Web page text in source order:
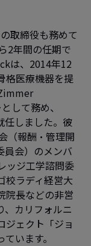
取締役も務めて
2年間の任期で
は、2014年12
格医療機器を提
して務め、
任しました。彼
（報酬・管理開
員会）のメンバ
ッジ工学諮問委
校ラディ経営大
院長などの非営
、カリフォルニ
ジェクト「ジョ
います。